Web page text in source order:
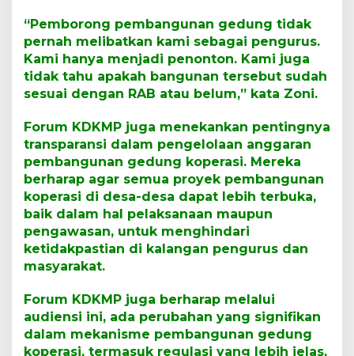
“Pemborong pembangunan gedung tidak
pernah melibatkan kami sebagai pengurus.
Kami hanya menjadi penonton. Kami juga
tidak tahu apakah bangunan tersebut sudah
sesuai dengan RAB atau belum,” kata Zoni.
Forum KDKMP juga menekankan pentingnya
transparansi dalam pengelolaan anggaran
pembangunan gedung koperasi. Mereka
berharap agar semua proyek pembangunan
koperasi di desa-desa dapat lebih terbuka,
baik dalam hal pelaksanaan maupun
pengawasan, untuk menghindari
ketidakpastian di kalangan pengurus dan
masyarakat.
Forum KDKMP juga berharap melalui
audiensi ini, ada perubahan yang signifikan
dalam mekanisme pembangunan gedung
koperasi, termasuk regulasi yang lebih jelas,